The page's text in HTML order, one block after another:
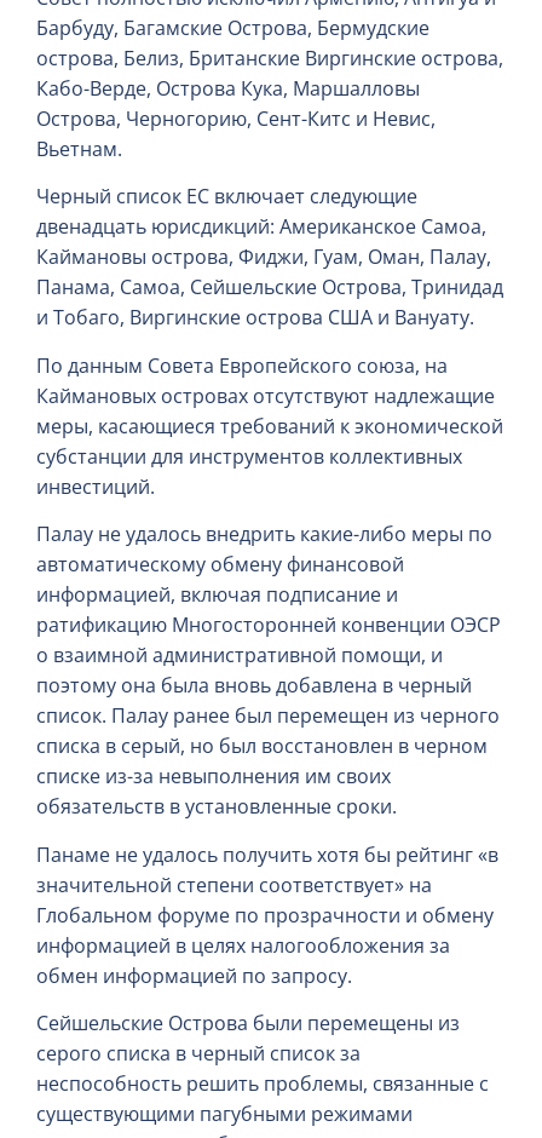
Барбуду, Багамские Острова, Бермудские
острова, Белиз, Британские Виргинские острова,
Кабо-Верде, Острова Кука, Маршалловы
Острова, Черногорию, Сент-Китс и Невис,
Вьетнам.
Черный список ЕС включает следующие
двенадцать юрисдикций: Американское Самоа,
Каймановы острова, Фиджи, Гуам, Оман, Палау,
Панама, Самоа, Сейшельские Острова, Тринидад
и Тобаго, Виргинские острова США и Вануату.
По данным Совета Европейского союза, на
Каймановых островах отсутствуют надлежащие
меры, касающиеся требований к экономической
субстанции для инструментов коллективных
инвестиций.
Палау не удалось внедрить какие-либо меры по
автоматическому обмену финансовой
информацией, включая подписание и
ратификацию Многосторонней конвенции ОЭСР
о взаимной административной помощи, и
поэтому она была вновь добавлена в черный
список. Палау ранее был перемещен из черного
списка в серый, но был восстановлен в черном
списке из-за невыполнения им своих
обязательств в установленные сроки.
Панаме не удалось получить хотя бы рейтинг «в
значительной степени соответствует» на
Глобальном форуме по прозрачности и обмену
информацией в целях налогообложения за
обмен информацией по запросу.
Сейшельские Острова были перемещены из
серого списка в черный список за
неспособность решить проблемы, связанные с
существующими пагубными режимами